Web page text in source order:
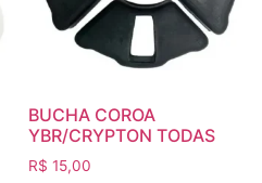
BUCHA COROA
YBR/CRYPTON TODAS
R$ 15,00